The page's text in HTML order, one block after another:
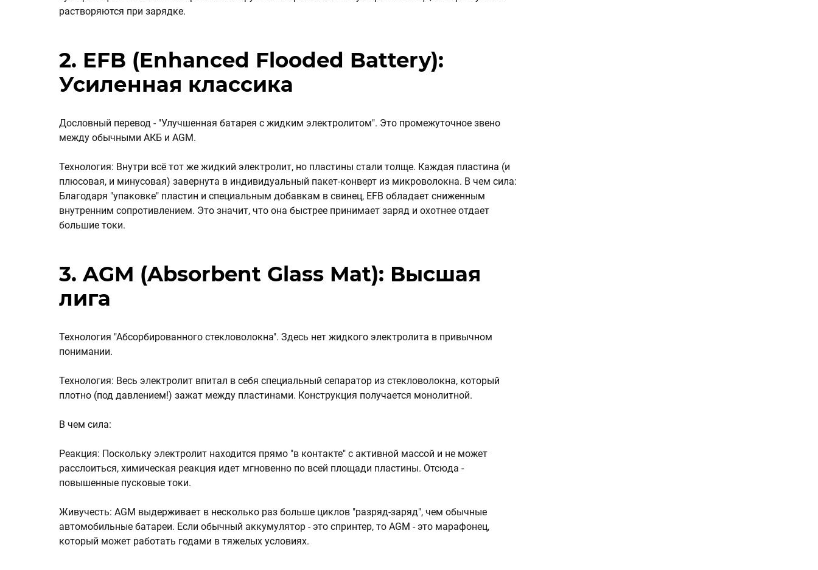
растворяются при зарядке.
2. EFB (Enhanced Flooded Battery):
Усиленная классика
Дословный перевод - "Улучшенная батарея с жидким электролитом". Это промежуточное звено
между обычными АКБ и AGM.
Технология: Внутри всё тот же жидкий электролит, но пластины стали толще. Каждая пластина (и
плюсовая, и минусовая) завернута в индивидуальный пакет-конверт из микроволокна. В чем сила:
Благодаря "упаковке" пластин и специальным добавкам в свинец, EFB обладает сниженным
внутренним сопротивлением. Это значит, что она быстрее принимает заряд и охотнее отдает
большие токи.
3. AGM (Absorbent Glass Mat): Высшая
лига
Технология "Абсорбированного стекловолокна". Здесь нет жидкого электролита в привычном
понимании.
Технология: Весь электролит впитал в себя специальный сепаратор из стекловолокна, который
плотно (под давлением!) зажат между пластинами. Конструкция получается монолитной.
В чем сила:
Реакция: Поскольку электролит находится прямо "в контакте" с активной массой и не может
расслоиться, химическая реакция идет мгновенно по всей площади пластины. Отсюда -
повышенные пусковые токи.
Живучесть: AGM выдерживает в несколько раз больше циклов "разряд-заряд", чем обычные
автомобильные батареи. Если обычный аккумулятор - это спринтер, то AGM - это марафонец,
который может работать годами в тяжелых условиях.